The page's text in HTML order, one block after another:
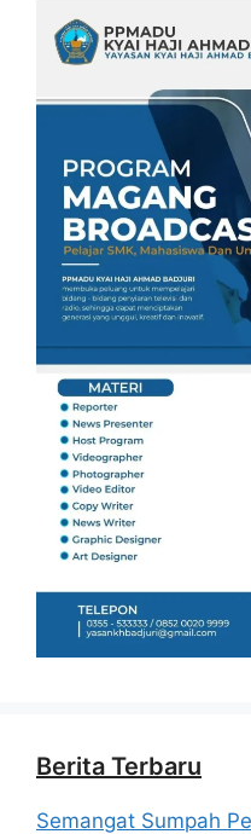
Berita Terbaru
Semangat Sumpah